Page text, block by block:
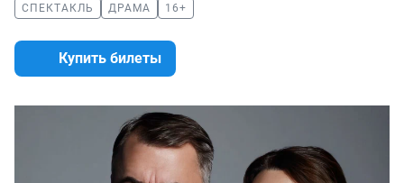
СПЕКТАКЛЬ ДРАМА 16+
Купить билеты